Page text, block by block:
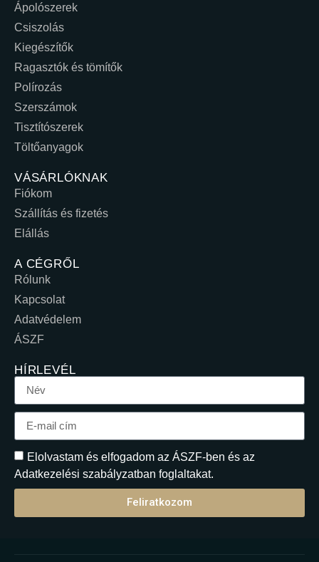
Ápolószerek
Csiszolás
Kiegészítők
Ragasztók és tömítők
Polírozás
Szerszámok
Tisztítószerek
Töltőanyagok
VÁSÁRLÓKNAK
Fiókom
Szállítás és fizetés
Elállás
A CÉGRŐL
Rólunk
Kapcsolat
Adatvédelem
ÁSZF
HÍRLEVÉL
Elolvastam és elfogadom az ÁSZF-ben és az
Adatkezelési szabályzatban foglaltakat.
Feliratkozom